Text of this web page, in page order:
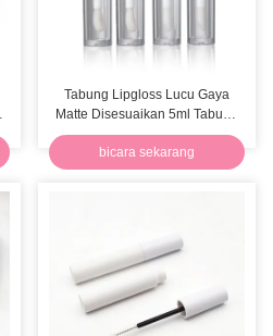
Tabung Lipgloss Lucu Gaya
Matte Disesuaikan 5ml Tabung
Lip Gloss
bicara sekarang